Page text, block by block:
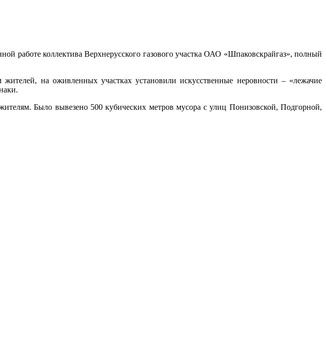
работе коллектива Верхнерусского газового участка ОАО «Шпаковскрайгаз», полный
на оживленных участках установили искусственные неровности – «лежачие
Было вывезено 500 кубических метров мусора с улиц Понизовской, Подгорной,